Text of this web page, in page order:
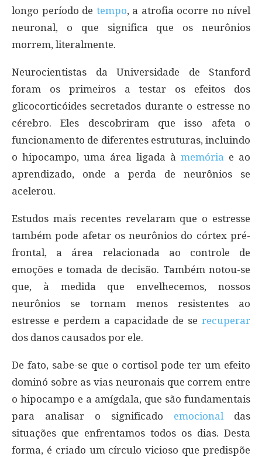
longo período de tempo, a atrofia ocorre no nível
neuronal, o que significa que os neurônios
morrem, literalmente.
Neurocientistas da Universidade de Stanford
foram os primeiros a testar os efeitos dos
glicocorticóides secretados durante o estresse no
cérebro. Eles descobriram que isso afeta o
funcionamento de diferentes estruturas, incluindo
o hipocampo, uma área ligada à memória e ao
aprendizado, onde a perda de neurônios se
acelerou.
Estudos mais recentes revelaram que o estresse
também pode afetar os neurônios do córtex pré-
frontal, a área relacionada ao controle de
emoções e tomada de decisão. Também notou-se
que, à medida que envelhecemos, nossos
neurônios se tornam menos resistentes ao
estresse e perdem a capacidade de se recuperar
dos danos causados por ele.
De fato, sabe-se que o cortisol pode ter um efeito
dominó sobre as vias neuronais que correm entre
o hipocampo e a amígdala, que são fundamentais
para analisar o significado emocional das
situações que enfrentamos todos os dias. Desta
forma, é criado um círculo vicioso que predispõe